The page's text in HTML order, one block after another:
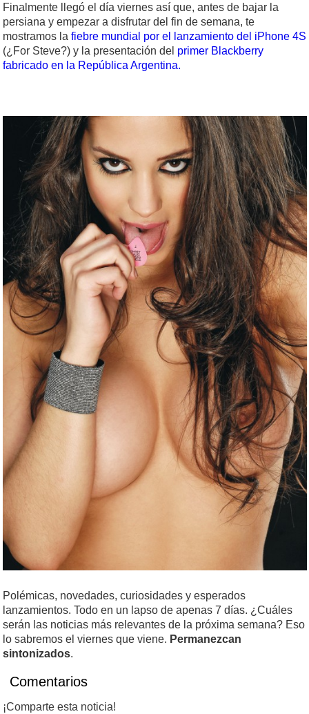
Finalmente llegó el día viernes así que, antes de bajar la
persiana y empezar a disfrutar del fin de semana, te
mostramos la fiebre mundial por el lanzamiento del iPhone 4S
(¿For Steve?) y la presentación del primer Blackberry
fabricado en la República Argentina.
Polémicas, novedades, curiosidades y esperados
lanzamientos. Todo en un lapso de apenas 7 días. ¿Cuáles
serán las noticias más relevantes de la próxima semana? Eso
lo sabremos el viernes que viene. Permanezcan
sintonizados.
Comentarios
¡Comparte esta noticia!